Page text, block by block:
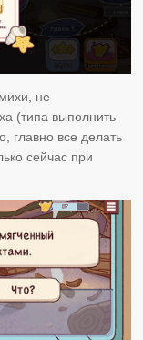
не
(типа выполнить
главно все делать
сейчас при